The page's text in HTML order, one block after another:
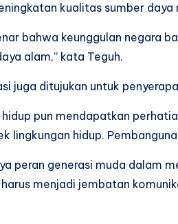
kualitas sumber
bahwa keunggulan negara
alam,” kata Teguh.
juga ditujukan untuk
pun mendapatkan
lingkungan hidup.
peran generasi muda dalam
menjadi jembatan